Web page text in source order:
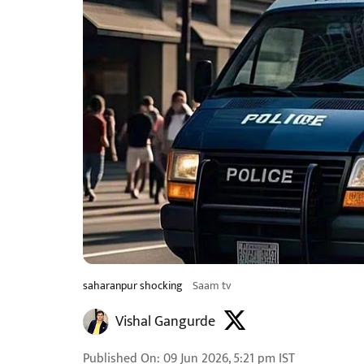
saharanpur shocking Saam tv
Vishal Gangurde
Published On:09 Jun 2026, 5:21 pm IST